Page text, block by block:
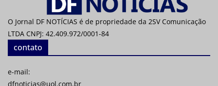
O Jornal DF NOTÍCIAS é de propriedade da 2SV Comunicação
LTDA CNPJ: 42.409.972/0001-84
contato
e-mail:
dfnoticias@uol.com.br